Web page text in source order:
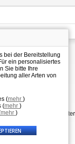
& Widerrufsrecht
personenbezogener
bei der Bereitstellung
ein personalisiertes
Sie bitte Ihre
aller Arten von
(mehr )
(mehr )
mehr )